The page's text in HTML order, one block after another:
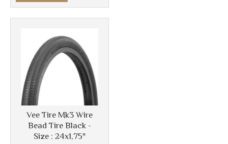
Vee Tire Mk3 Wire
Bead Tire Black -
Size : 24x1,75"
Más info